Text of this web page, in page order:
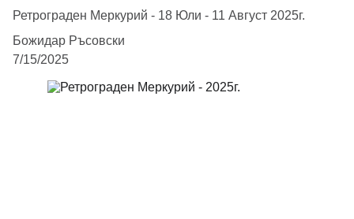
Ретрограден Меркурий - 18 Юли - 11 Август 2025г.
Божидар Ръсовски
7/15/2025